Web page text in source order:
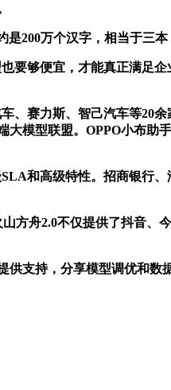
200万个汉字，相当于三本
够便宜，才能真正满足
赛力斯、智己汽车等20
模型联盟。OPPO小布
和高级特性。招商银行
舟2.0不仅提供了抖音、
支持，分享模型调优和数